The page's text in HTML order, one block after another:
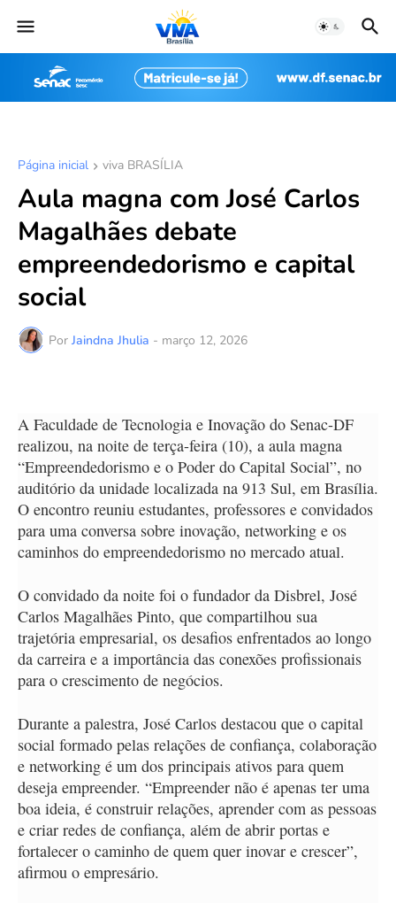
Página inicial viva BRASÍLIA
Aula magna com José Carlos
Magalhães debate
empreendedorismo e capital
social
Por Jaindna Jhulia - março 12, 2026
A Faculdade de Tecnologia e Inovação do Senac-DF
realizou, na noite de terça-feira (10), a aula magna
“Empreendedorismo e o Poder do Capital Social”, no
auditório da unidade localizada na 913 Sul, em Brasília.
O encontro reuniu estudantes, professores e convidados
para uma conversa sobre inovação, networking e os
caminhos do empreendedorismo no mercado atual.
O convidado da noite foi o fundador da Disbrel, José
Carlos Magalhães Pinto, que compartilhou sua
trajetória empresarial, os desafios enfrentados ao longo
da carreira e a importância das conexões profissionais
para o crescimento de negócios.
Durante a palestra, José Carlos destacou que o capital
social formado pelas relações de confiança, colaboração
e networking é um dos principais ativos para quem
deseja empreender. “Empreender não é apenas ter uma
boa ideia, é construir relações, aprender com as pessoas
e criar redes de confiança, além de abrir portas e
fortalecer o caminho de quem quer inovar e crescer”,
afirmou o empresário.